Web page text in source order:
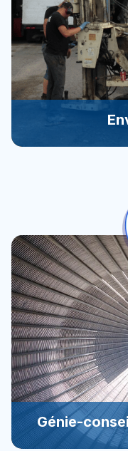
Réhabiliter des
dans son
Génie-